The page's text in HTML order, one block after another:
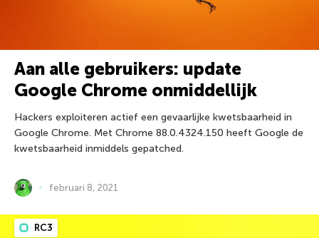
Aan alle gebruikers: update
Google Chrome onmiddellijk
Hackers exploiteren actief een gevaarlijke kwetsbaarheid in
Google Chrome. Met Chrome 88.0.4324.150 heeft Google de
kwetsbaarheid inmiddels gepatched.
februari 8, 2021
RC3